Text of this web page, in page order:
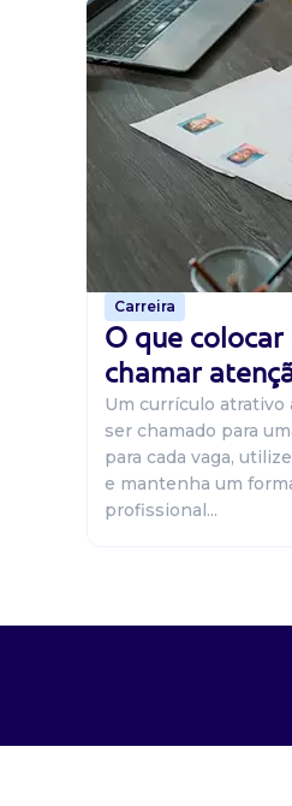
Carreira
O que
chamar
Um currículo atrativo
ser chamado para
para cada vaga,
e mantenha um
profissional...